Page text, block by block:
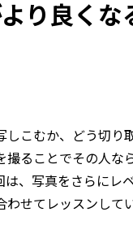
り良くな
しこむか、どう切
撮ることでその人
、写真をさらにレ
せてレッスンして